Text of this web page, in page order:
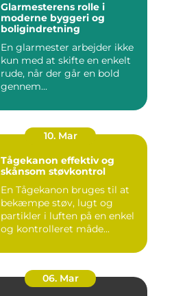
Glarmesterens rolle i
moderne byggeri og
boligindretning
En glarmester arbejder ikke
kun med at skifte en enkelt
rude, når der går en bold
gennem...
10. Mar
Tågekanon effektiv og
skånsom støvkontrol
En Tågekanon bruges til at
bekæmpe støv, lugt og
partikler i luften på en enkel
og kontrolleret måde...
06. Mar